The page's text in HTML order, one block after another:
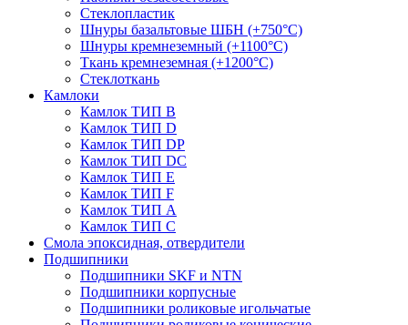
Стеклопластик
Шнуры базальтовые ШБН (+750°С)
Шнуры кремнеземный (+1100°С)
Ткань кремнеземная (+1200°С)
Стеклоткань
Камлоки
Камлок ТИП B
Камлок ТИП D
Камлок ТИП DP
Камлок ТИП DС
Камлок ТИП E
Камлок ТИП F
Камлок ТИП А
Камлок ТИП С
Смола эпоксидная, отвердители
Подшипники
Подшипники SKF и NTN
Подшипники корпусные
Подшипники роликовые игольчатые